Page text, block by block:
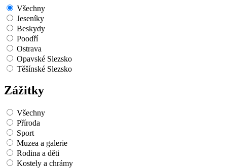
Všechny
Jeseníky
Beskydy
Poodří
Ostrava
Opavské Slezsko
Těšínské Slezsko
Zážitky
Všechny
Příroda
Sport
Muzea a galerie
Rodina a děti
Kostely a chrámy